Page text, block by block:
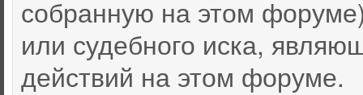
собранную на этом
или судебного иска,
действий на этом форуме.